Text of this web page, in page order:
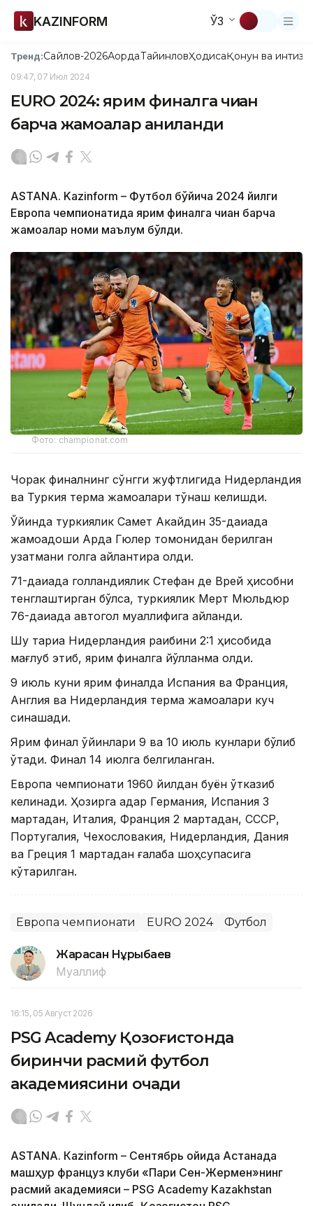
KAZINFORM ЎЗ
Тренд:Сайлов-2026АқордаТайинловҲодисаҚонун ва
09:47, 07 Июл 2024
EURO 2024: ярим финалга чиққан
барча жамоалар аниқланди
ASTANA. Kazinform – Футбол бўйича 2024 йилги
Европа чемпионатида ярим финалга чиққан барча
жамоалар номи маълум бўлди.
Фото: championat.com
Чорак финалнинг сўнгги жуфтлигида Нидерландия
ва Туркия терма жамоалари тўқнаш келишди.
Ўйинда туркиялик Самет Акайдин 35-дақиқада
жамоадоши Арда Гюлер томонидан берилган
узатмани голга айлантира олди.
71-дақиқада голландиялик Стефан де Врей ҳисобни
тенглаштирган бўлса, туркиялик Мерт Мюльдюр
76-дақиқада автогол муаллифига айланди.
Шу тариқа Нидерландия рақибини 2:1 ҳисобида
мағлуб этиб, ярим финалга йўлланма олди.
9 июль куни ярим финалда Испания ва Франция,
Англия ва Нидерландия терма жамоалари куч
синашади.
Ярим финал ўйинлари 9 ва 10 июль кунлари бўлиб
ўтади. Финал 14 июлга белгиланган.
Европа чемпионати 1960 йилдан буён ўтказиб
келинади. Ҳозирга қадар Германия, Испания 3
мартадан, Италия, Франция 2 мартадан, СССР,
Португалия, Чехословакия, Нидерландия, Дания
ва Греция 1 мартадан ғалаба шоҳсупасига
кўтарилган.
Европа чемпионати EURO 2024 Футбол
Жарасқан Нұрыбаев
Муаллиф
16:15, 05 Август 2026
PSG Academy Қозоғистонда
биринчи расмий футбол
академиясини очади
ASTANА. Кazinform – Сентябрь ойида Астанада
машҳур француз клуби «Пари Сен-Жермен»нинг
расмий академияси – PSG Academy Kazakhstan